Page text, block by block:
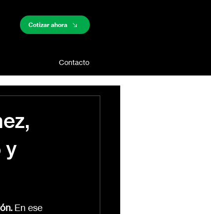
Cotizar ahora
Contacto
y
En ese